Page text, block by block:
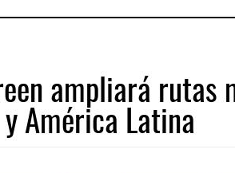
ampliará
América Latina
el c ... Treinta y